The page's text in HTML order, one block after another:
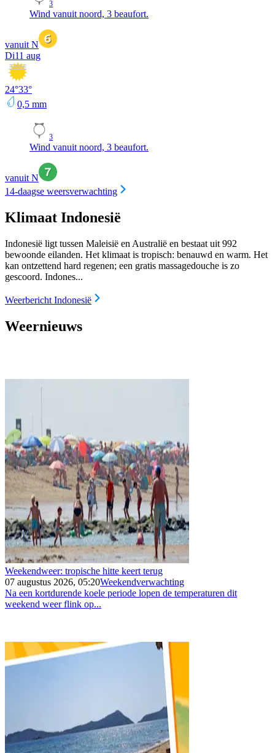
3
Wind vanuit noord, 3 beaufort.
vanuit N
Di11 aug
24°33°
0,5 mm
3
Wind vanuit noord, 3 beaufort.
vanuit N
14-daagse weersverwachting
Klimaat Indonesië
Indonesië ligt tussen Maleisië en Australië en bestaat uit 992
bewoonde eilanden. Het klimaat is tropisch: benauwd en warm. Het
kan ontzettend hard regenen; een gratis massagedouche is zo
gescoord. Indones...
Weerbericht Indonesië
Weernieuws
Weekendweer: tropische hitte keert terug
07 augustus 2026, 05:20Weekendverwachting
Na een kortdurende koele periode lopen de temperaturen dit
weekend weer flink op...